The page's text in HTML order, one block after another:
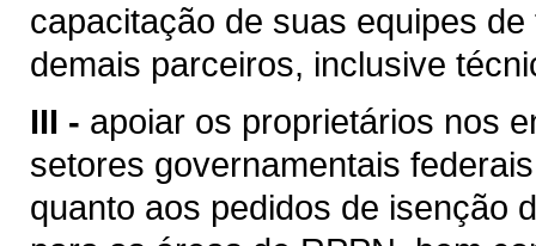
capacitação de suas equipes
demais parceiros, inclusive
III - apoiar os proprietários nos
setores governamentais
quanto aos pedidos de isenção